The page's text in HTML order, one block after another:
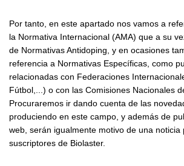
Por tanto, en este apartado nos vamos a
la Normativa Internacional (AMA) que a su
de Normativas Antidoping, y en ocasiones
referencia a Normativas Específicas, como
relacionadas con Federaciones
Fútbol,...) o con las Comisiones Nacionales
Procuraremos ir dando cuenta de las
produciendo en este campo, y además de
web, serán igualmente motivo de una noticia
suscriptores de Biolaster.